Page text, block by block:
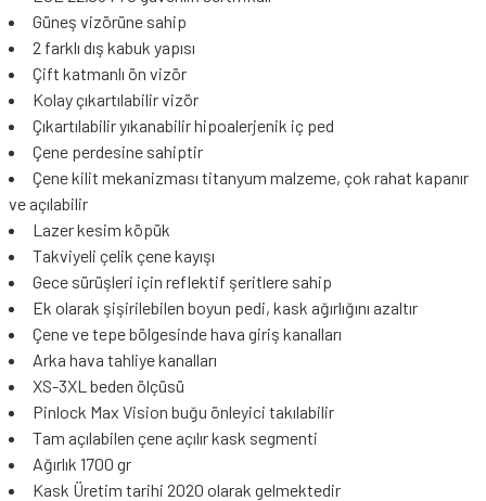
Güneş vizörüne sahip
2 farklı dış kabuk yapısı
Çift katmanlı ön vizör
Kolay çıkartılabilir vizör
Çıkartılabilir yıkanabilir hipoalerjenik iç ped
Çene perdesine sahiptir
Çene kilit mekanizması titanyum malzeme, çok rahat kapanır
ve açılabilir
Lazer kesim köpük
Takviyeli çelik çene kayışı
Gece sürüşleri için reflektif şeritlere sahip
Ek olarak şişirilebilen boyun pedi, kask ağırlığını azaltır
Çene ve tepe bölgesinde hava giriş kanalları
Arka hava tahliye kanalları
XS-3XL beden ölçüsü
Pinlock Max Vision buğu önleyici takılabilir
Tam açılabilen çene açılır kask segmenti
Ağırlık 1700 gr
Kask Üretim tarihi 2020 olarak gelmektedir